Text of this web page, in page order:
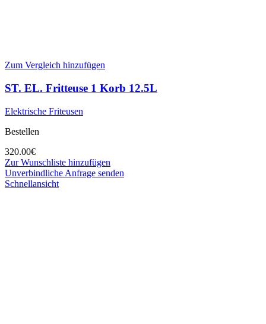
Zum Vergleich hinzufügen
ST. EL. Fritteuse 1 Korb 12.5L
Elektrische Friteusen
Bestellen
320.00€
Zur Wunschliste hinzufügen
Unverbindliche Anfrage senden
Schnellansicht